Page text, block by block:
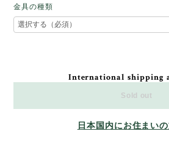
金具の種類
International shipping
Sold out
日本国内にお住まい